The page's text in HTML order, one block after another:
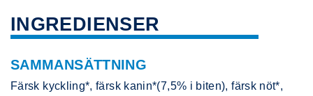
INGREDIENSER
SAMMANSÄTTNING
Färsk kyckling*, färsk kanin*(7,5% i biten), färsk nöt*,